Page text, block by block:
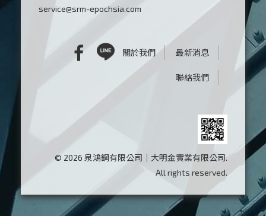
service@srm-epochsia.com
關於我們 最新消息
聯絡我們
© 2026 泉鴻鋼有限公司｜大明金實業有限公司.
All rights reserved.